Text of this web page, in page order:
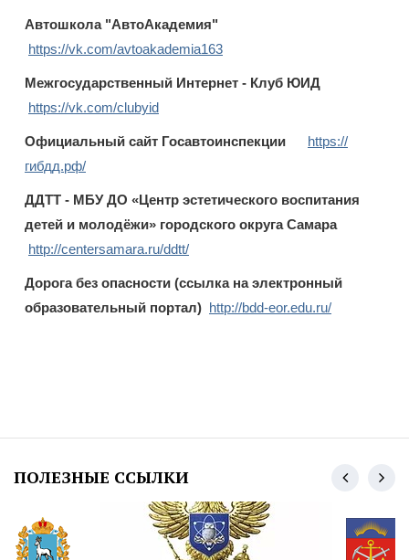
Автошкола "АвтоАкадемия"
https://vk.com/avtoakademia163
Межгосударственный Интернет - Клуб ЮИД
https://vk.com/clubyid
Официальный сайт Госавтоинспекции https://
гибдд.рф/
ДДТТ - МБУ ДО «Центр эстетического воспитания
детей и молодёжи» городского округа Самара
http://centersamara.ru/ddtt/
Дорога без опасности (ссылка на электронный
образовательный портал) http://bdd-eor.edu.ru/
ПОЛЕЗНЫЕ ССЫЛКИ